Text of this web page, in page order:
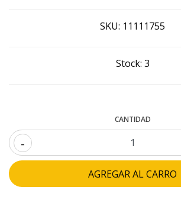
SKU: 11111755
Stock: 3
CANTIDAD
-